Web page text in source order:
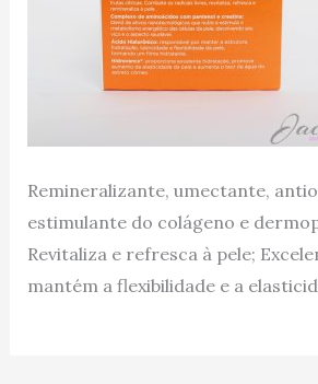
Remineralizante, umectante,
estimulante do colágeno e
Revitaliza e refresca à pele;
mantém a flexibilidade e a